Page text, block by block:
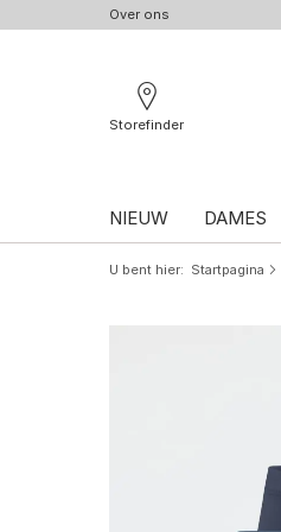
Over ons
Storefinder
NIEUW DAMES
U bent hier Startpagina